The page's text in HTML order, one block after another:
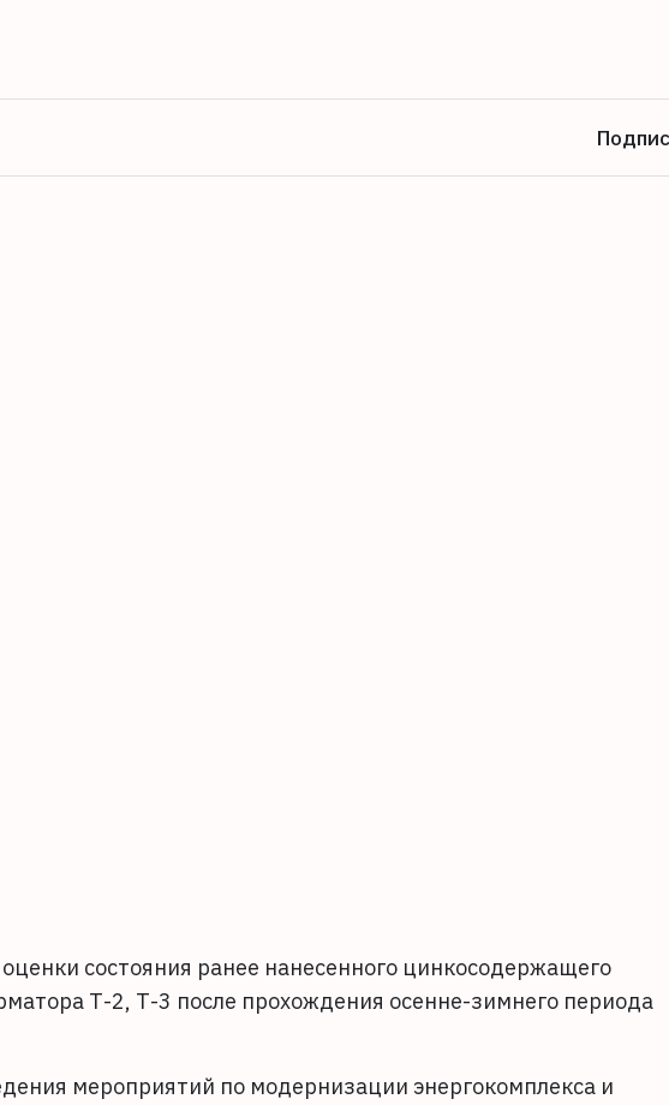
состояния ранее нанесенного цинкосодержащего
Т-2, Т-3 после прохождения осенне-зимнего периода
мероприятий по модернизации энергокомплекса и